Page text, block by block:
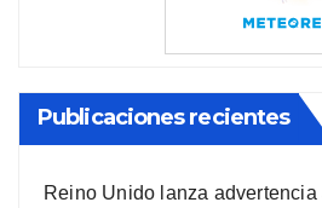
Publicaciones recientes
Reino Unido lanza